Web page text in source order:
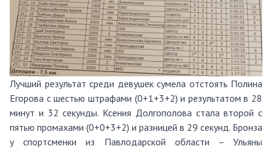
Лучший результат среди девушек сумела отстоять Полина
Егорова с шестью штрафами (0+1+3+2) и результатом в 28
минут и 32 секунды. Ксения Долгополова стала второй с
пятью промахами (0+0+3+2) и разницей в 29 секунд. Бронза
у спортсменки из Павлодарской области – Ульяны